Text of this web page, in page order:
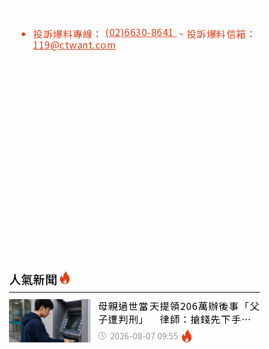
投訴爆料專線： (02)6630-8641 、投訴爆料信箱：
119@ctwant.com
人氣新聞
母親過世當天提領206萬辦後事「父
子遭判刑」 律師：搶錢先下手是
罪 2026-08-07 09:55